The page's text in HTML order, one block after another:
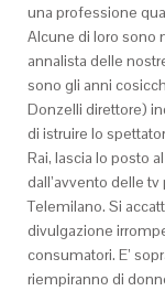
una professione
Alcune di loro sono
annalista delle
sono gli anni
Donzelli direttore)
di istruire lo
Rai, lascia lo posto
dall’avvento delle
Telemilano. Si
divulgazione
consumatori. E’
riempiranno di